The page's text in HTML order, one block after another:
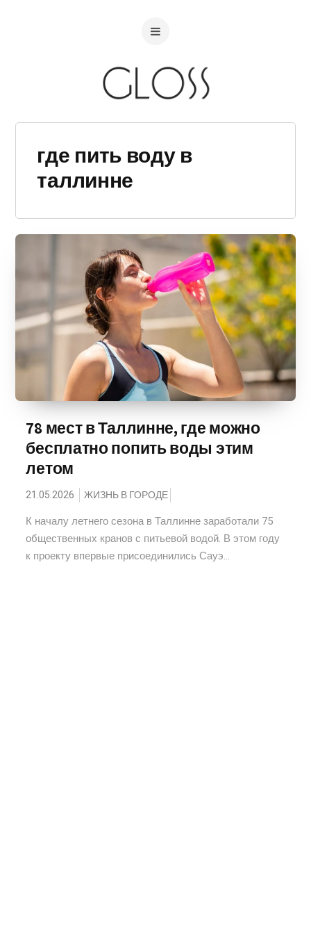
где пить воду в
таллинне
78 мест в Таллинне, где можно
бесплатно попить воды этим
летом
21.05.2026 ЖИЗНЬ В ГОРОДЕ
К началу летнего сезона в Таллинне заработали 75
общественных кранов с питьевой водой. В этом году
к проекту впервые присоединились Сауэ...